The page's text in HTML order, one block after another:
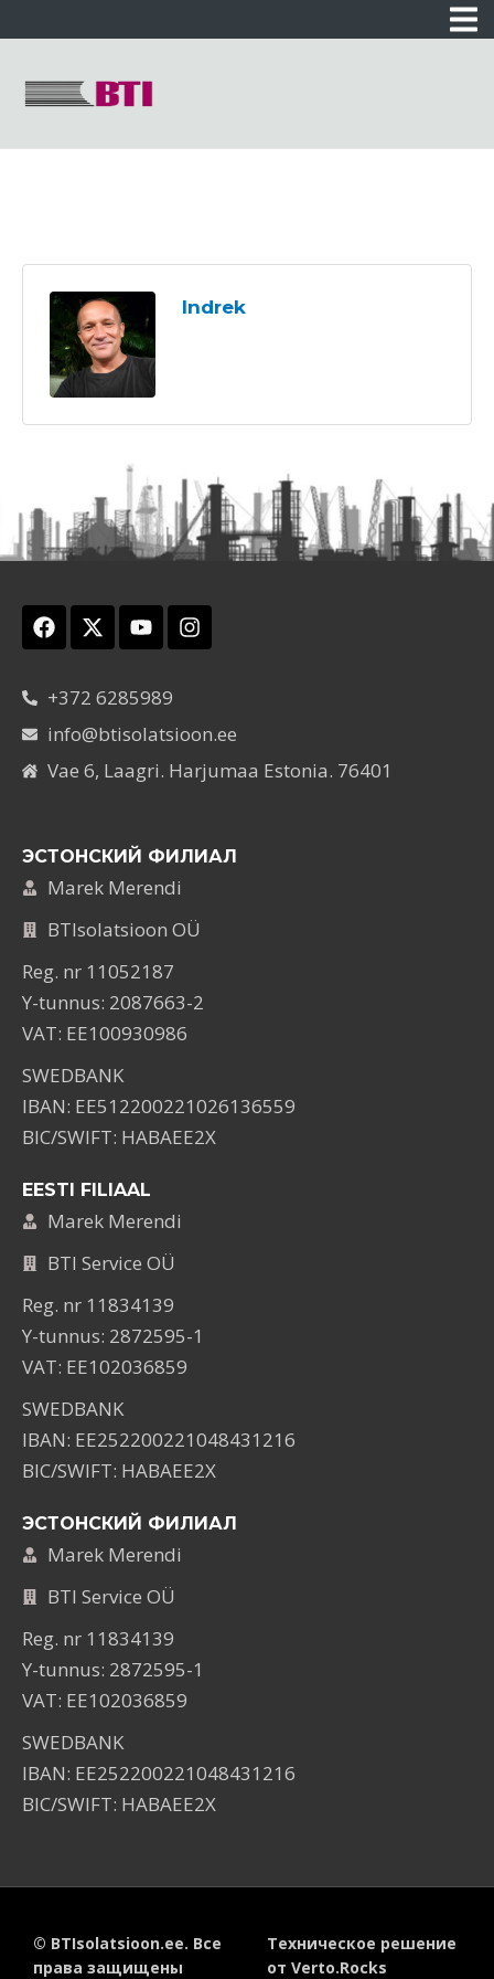
Indrek
+372 6285989
info@btisolatsioon.ee
Vae 6, Laagri. Harjumaa Estonia. 76401
ЭСТОНСКИЙ ФИЛИАЛ
Marek Merendi
BTIsolatsioon OÜ
Reg. nr 11052187
Y-tunnus: 2087663-2
VAT: EE100930986
SWEDBANK
IBAN: EE512200221026136559
BIC/SWIFT: HABAEE2X
EESTI FILIAAL
Marek Merendi
BTI Service OÜ
Reg. nr 11834139
Y-tunnus: 2872595-1
VAT: EE102036859
SWEDBANK
IBAN: EE252200221048431216
BIC/SWIFT: HABAEE2X
ЭСТОНСКИЙ ФИЛИАЛ
Marek Merendi
BTI Service OÜ
Reg. nr 11834139
Y-tunnus: 2872595-1
VAT: EE102036859
SWEDBANK
IBAN: EE252200221048431216
BIC/SWIFT: HABAEE2X
© BTIsolatsioon.ee. Все
права защищены
Техническое решение
от Verto.Rocks